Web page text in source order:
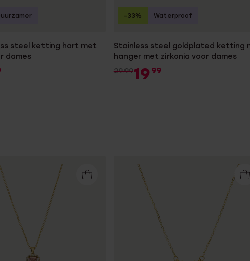
steel ketting hart met
dames
Stainless steel goldplated ketting
hanger met zirkonia voor dames
29.9919 99
-33% Waterproof